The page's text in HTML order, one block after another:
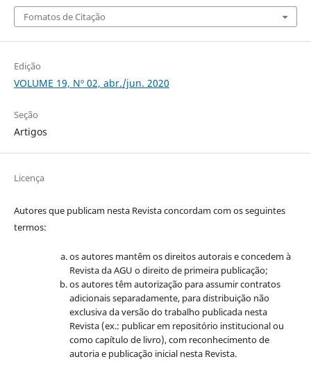
Fomatos de Citação
Edição
VOLUME 19, Nº 02, abr./jun. 2020
Seção
Artigos
Licença
Autores que publicam nesta Revista concordam com os seguintes
termos:
os autores mantêm os direitos autorais e concedem à
Revista da AGU o direito de primeira publicação;
os autores têm autorização para assumir contratos
adicionais separadamente, para distribuição não
exclusiva da versão do trabalho publicada nesta
Revista (ex.: publicar em repositório institucional ou
como capítulo de livro), com reconhecimento de
autoria e publicação inicial nesta Revista.